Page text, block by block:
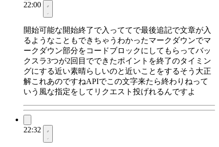
22:00
開始可能な開始終了で入っててで最後追記で文章が入
るようなこともできちゃうわかったマークダウンでマ
ークダウン部分をコードブロックにしてもらってバッ
クスラ3つが2回目でできたポイントを終了のタイミン
グにする近い素晴らしいのと近いことをするそう大正
解これあのですねAPIでこの文字来たら終わりねって
いう風な指定をしてリクエスト投げれるんですよ
22:32